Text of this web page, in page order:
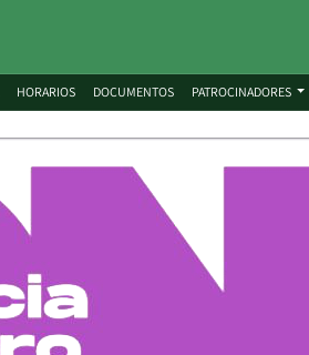
HORARIOS DOCUMENTOS PATROCINADORES